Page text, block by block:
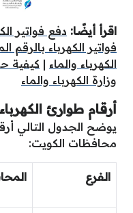
اقرأ أيضًا: دفع فواتير
فواتير الكهرباء بالرقم
الكهرباء والماء | كيفية
وزارة الكهرباء والماء
أرقام طوارئ
يوضح الجدول التالي
محافظات الكويت:
الفرع